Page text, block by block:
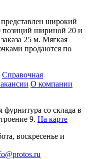
широкий
позиций шириной 20 и
25 м. Мягкая
продаются по
Справочная
О компании
со склада в
9. На карте
воскресенье и